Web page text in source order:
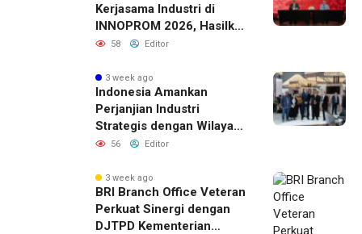
Kerjasama Industri di
INNOPROM 2026, Hasilkan
Belasan Kerja Sama
58 Editor
3 week ago
Indonesia Amankan
Perjanjian Industri
Strategis dengan Wilayah
Sverdlovsk, Rusia untuk
56 Editor
3 week ago
BRI Branch Office Veteran
Perkuat Sinergi dengan
DJTPD Kementerian